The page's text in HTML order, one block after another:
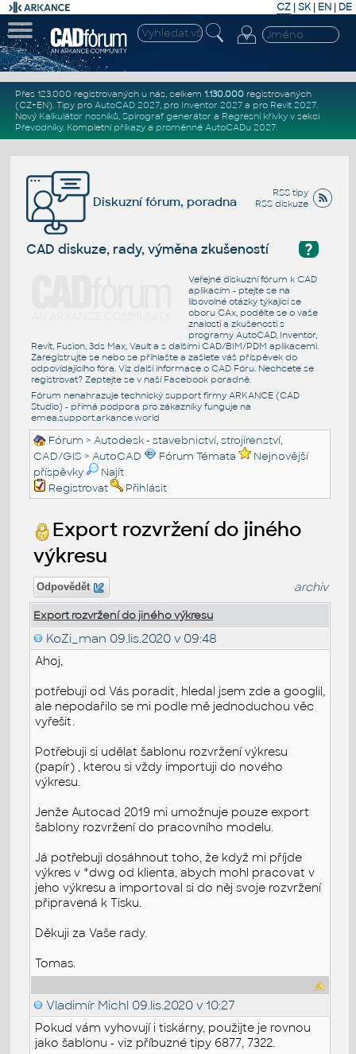
CZ | SK| EN | DE
Přes 123.000 registrovaných u nás, celkem 1.130.000registrovaných
(CZ+EN). Tipy pro AutoCAD 2027, pro Inventor 2027a pro Revit 2027.
Nový Kalkulátor nosníků, Spirograf generátor a Regresní křivkyv sekci
Převodníky. Kompletní příkazya proměnné AutoCADu 2027.
RSS tipy
RSS diskuze
Diskuzní fórum, poradna
?
CAD diskuze, rady, výměna zkušeností
Veřejné diskuzní fórum k CAD
aplikacím - ptejte se na
libovolné otázky týkající se
oboru CAx, podělte se o vaše
znalosti a zkušenosti s
programy AutoCAD, Inventor,
Revit, Fusion, 3ds Max, Vault a s dalšími CAD/BIM/PDM aplikacemi.
Zaregistrujte se nebo se přihlašte a zašlete váš příspěvek do
odpovídajícího fóra. Viz další informace o CAD Fóru. Nechcete se
registrovat? Zeptejte se v naší Facebook poradně.
Fórum nenahrazuje technický support firmy ARKANCE (CAD
Studio) - přímá podpora pro zákazníky funguje na
emea.support.arkance.world
Fórum >Autodesk - stavebnictví, strojírenství,
CAD/GIS >AutoCAD Fórum Témata
Nejnovější
příspěvky
Najít
Registrovat
Přihlásit
Export rozvržení do jiného
výkresu
Odpovědět archiv
Export rozvržení do jiného výkresu
KoZi_man 09.lis.2020 v 09:48
Ahoj,
potřebuji od Vás poradit, hledal jsem zde a googlil,
ale nepodařilo se mi podle mě jednoduchou věc
vyřešit.
Potřebuji si udělat šablonu rozvržení výkresu
(papír) , kterou si vždy importuji do nového
výkresu.
Jenže Autocad 2019 mi umožnuje pouze export
šablony rozvržení do pracovního modelu.
Já potřebuji dosáhnout toho, že když mi příjde
výkres v *dwg od klienta, abych mohl pracovat v
jeho výkresu a importoval si do něj svoje rozvržení
připravená k Tisku.
Děkuji za Vaše rady.
Tomas.
Vladimír Michl 09.lis.2020 v 10:27
Pokud vám vyhovují i tiskárny, použijte je rovnou
jako šablonu - viz příbuzné tipy 6877, 7322.